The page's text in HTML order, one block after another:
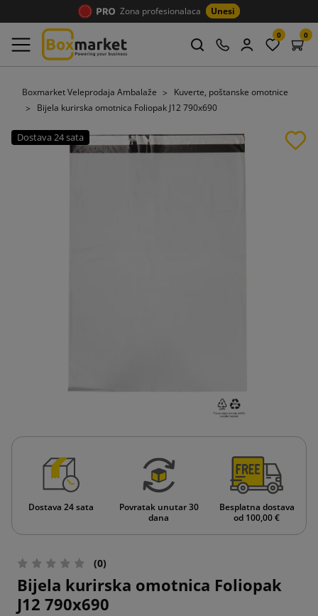
Zona profesionalaca Unesi
0 0
Boxmarket Veleprodaja Ambalaže
Kuverte, poštanske omotnice
Bijela kurirska omotnica Foliopak J12 790x690
Dostava 24 sata
Dostava 24 sata
Povratak unutar 30
dana
Besplatna dostava
od 100,00 €
(0)
Bijela kurirska omotnica Foliopak
J12 790x690